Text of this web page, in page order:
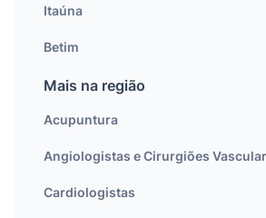
Itaúna
Betim
Mais na região
Acupuntura
Angiologistas e Cirurgiões
Cardiologistas